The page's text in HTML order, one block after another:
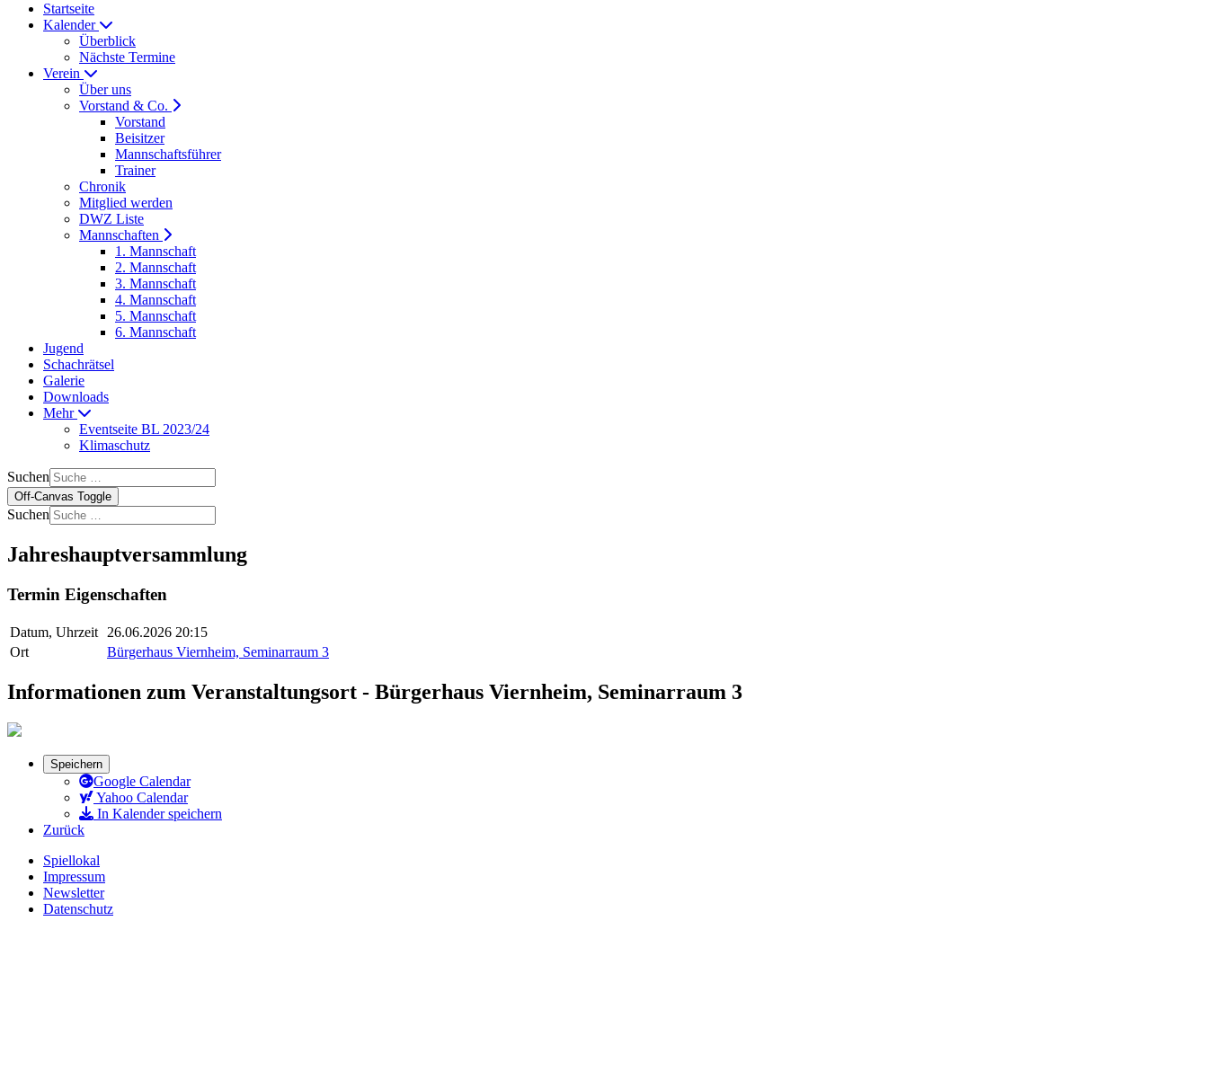
Startseite
Kalender
Überblick
Nächste Termine
Verein
Über uns
Vorstand & Co.
Vorstand
Beisitzer
Mannschaftsführer
Trainer
Chronik
Mitglied werden
DWZ Liste
Mannschaften
1. Mannschaft
2. Mannschaft
3. Mannschaft
4. Mannschaft
5. Mannschaft
6. Mannschaft
Jugend
Schachrätsel
Galerie
Downloads
Mehr
Eventseite BL 2023/24
Klimaschutz
Suchen
Off-Canvas Toggle
Suchen
Jahreshauptversammlung
Termin Eigenschaften
Datum, Uhrzeit
26.06.2026 20:15
Ort
Bürgerhaus Viernheim, Seminarraum 3
Informationen zum Veranstaltungsort - Bürgerhaus Viernheim, Seminarraum 3
Speichern
Google Calendar
Yahoo Calendar
In Kalender speichern
Zurück
Spiellokal
Impressum
Newsletter
Datenschutz